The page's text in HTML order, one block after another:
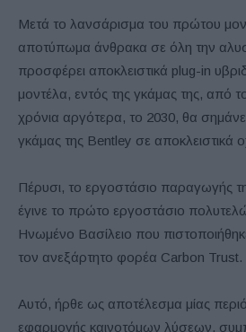
Μετά το λανσάρισμα του πρώτου
αποτύπωμα άνθρακα σε όλη την
προσφέρει αποκλειστικά plug-in
μοντέλα, εντός της γκάμας της, από
χρόνια αργότερα, το 2030, θα
γκάμας της Bentley σε αποκλειστικά
Πέρυσι, το εργοστάσιο παραγωγής
έγινε το πρώτο εργοστάσιο
Ηνωμένο Βασίλειο που
τον ανεξάρτητο φορέα Carbon Trust.
Αυτό, ήρθε ως αποτέλεσμα μίας
εφαρμογής καινοτόμων λύσεων,